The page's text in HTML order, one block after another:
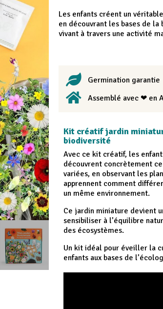
Les enfants créent un
en découvrant les bases de la
vivant à travers une activité
Germination garantie
Assemblé avec ❤ en
Kit créatif jardin
biodiversité
Avec ce kit créatif, les
découvrent concrètement
variées, en observant les
apprennent comment
un même environnement.
Ce jardin miniature devient
sensibiliser à l’équilibre
des écosystèmes.
Un kit idéal pour éveiller la
enfants aux bases de